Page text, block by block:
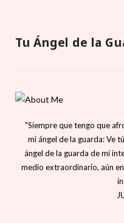
Tu Ángel de la
"Siempre que tengo que
mi ángel de la guarda: Ve
ángel de la guarda de mi
medio extraordinario, aún